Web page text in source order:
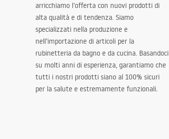
arricchiamo l’offerta con nuovi prodotti di
alta qualità e di tendenza. Siamo
specializzati nella produzione e
nell’importazione di articoli per la
rubinetteria da bagno e da cucina. Basandoci
su molti anni di esperienza, garantiamo che
tutti i nostri prodotti siano al 100% sicuri
per la salute e estremamente funzionali.